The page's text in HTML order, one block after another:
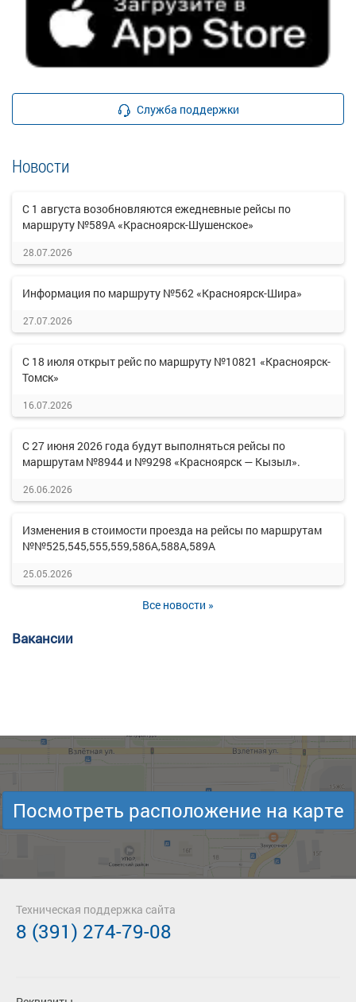
Служба поддержки
Новости
С 1 августа возобновляются ежедневные рейсы по
маршруту №589А «Красноярск-Шушенское»
28.07.2026
Информация по маршруту №562 «Красноярск-Шира»
27.07.2026
С 18 июля открыт рейс по маршруту №10821 «Красноярск-
Томск»
16.07.2026
С 27 июня 2026 года будут выполняться рейсы по
маршрутам №8944 и №9298 «Красноярск — Кызыл».
26.06.2026
Изменения в стоимости проезда на рейсы по маршрутам
№№525,545,555,559,586А,588А,589А
25.05.2026
Все новости »
Вакансии
Посмотреть расположение на карте
Техническая поддержка сайта
8 (391) 274-79-08